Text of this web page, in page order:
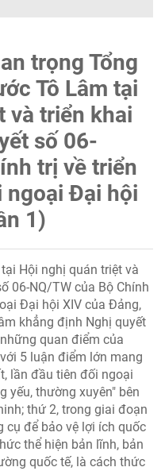
trọng Tổng
Tô Lâm tại
và triển khai
số 06-
trị về triển
ngoại Đại hội
1)
Hội nghị quán triệt và
06-NQ/TW của Bộ Chính
Đại hội XIV của Đảng,
khẳng định Nghị quyết
quan điểm của
5 luận điểm lớn mang
lần đầu tiên đối ngoại
yếu, thường xuyên" bên
thứ 2, trong giai đoạn
cụ để bảo vệ lợi ích quốc
thể hiện bản lĩnh, bản
quốc tế, là cách thức